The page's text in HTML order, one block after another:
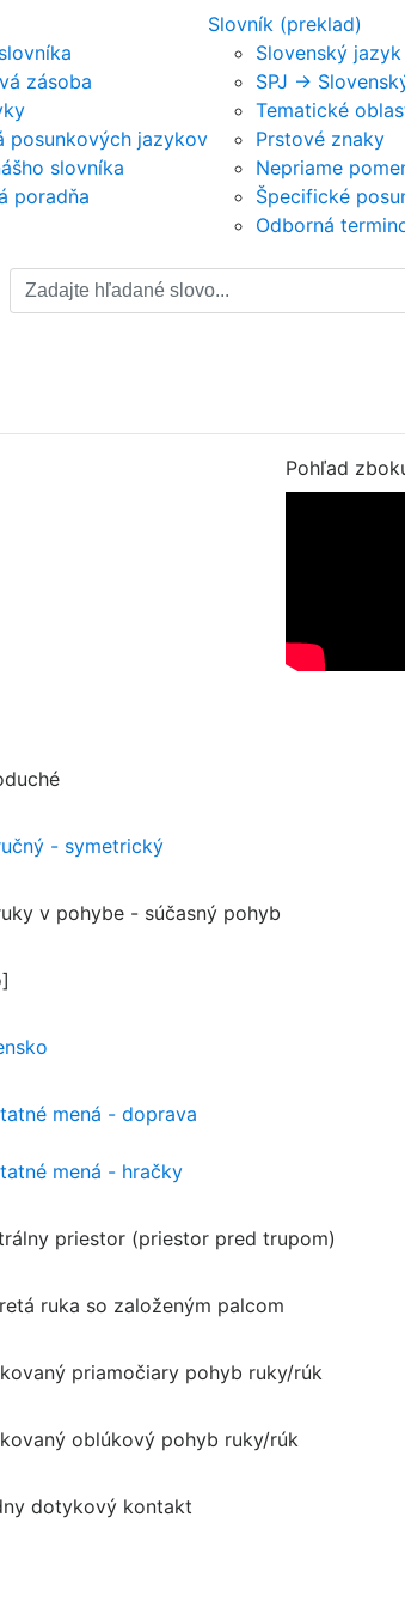
zásoba
posunkových jazykov
slovníka
poradňa
Slovník (preklad)
Slovenský jazyk
SPJ ->
Tematické
Prstové znaky
Nepriame
Špecifické
Odborná
Pohľad
- symetrický
v pohybe - súčasný pohyb
mená - doprava
mená - hračky
priestor (priestor pred trupom)
ruka so založeným palcom
priamočiary pohyb ruky/rúk
oblúkový pohyb ruky/rúk
dotykový kontakt